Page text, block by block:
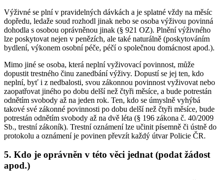
Výživné se plní v pravidelných dávkách a je splatné vždy na měsíc
dopředu, ledaže soud rozhodl jinak nebo se osoba výživou povinná
dohodla s osobou oprávněnou jinak (§ 921 OZ). Plnění výživného
lze poskytovat nejen v penězích, ale také naturálně (poskytováním
bydlení, výkonem osobní péče, péčí o společnou domácnost apod.).
Mimo jiné se osoba, která neplní vyživovací povinnost, může
dopustit trestného činu zanedbání výživy. Dopustí se jej ten, kdo
neplní, byť i z nedbalosti, svou zákonnou povinnost vyživovat nebo
zaopatřovat jiného po dobu delší než čtyři měsíce, a bude potrestán
odnětím svobody až na jeden rok. Ten, kdo se úmyslně vyhýbá
takové své zákonné povinnosti po dobu delší než čtyři měsíce, bude
potrestán odnětím svobody až na dvě léta (§ 196 zákona č. 40/2009
Sb., trestní zákoník). Trestní oznámení lze učinit písemně či ústně do
protokolu a oznámení je povinen převzít každý útvar Policie ČR.
5. Kdo je oprávněn v této věci jednat (podat žádost
apod.)